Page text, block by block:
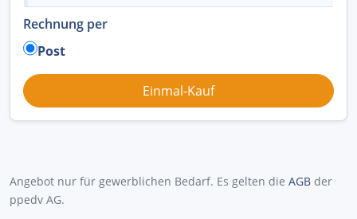
Rechnung per
Post
Angebot nur für gewerblichen Bedarf. Es gelten die AGB der
ppedv AG.